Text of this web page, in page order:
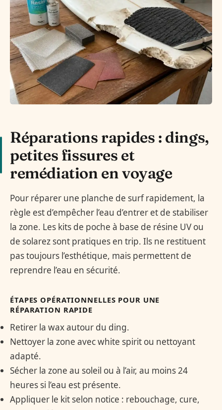
Réparations rapides : dings,
petites fissures et
remédiation en voyage
Pour réparer une planche de surf rapidement, la
règle est d’empêcher l’eau d’entrer et de stabiliser
la zone. Les kits de poche à base de résine UV ou
de solarez sont pratiques en trip. Ils ne restituent
pas toujours l’esthétique, mais permettent de
reprendre l’eau en sécurité.
ÉTAPES OPÉRATIONNELLES POUR UNE
RÉPARATION RAPIDE
Retirer la wax autour du ding.
Nettoyer la zone avec white spirit ou nettoyant
adapté.
Sécher la zone au soleil ou à l’air, au moins 24
heures si l’eau est présente.
Appliquer le kit selon notice : rebouchage, cure,